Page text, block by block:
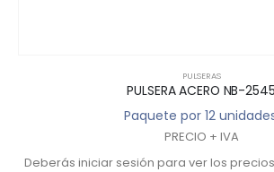
PULSERAS
PULSERA ACERO NB-2545
Paquete por 12
PRECIO + IVA
Deberás iniciar sesión para ver los